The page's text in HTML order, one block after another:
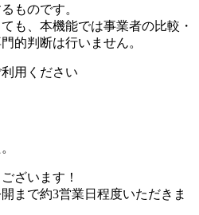
ものです。
も、本機能では事業者の比較・
的判断は行いません。
用ください
ざいます！
まで約3営業日程度いただきま